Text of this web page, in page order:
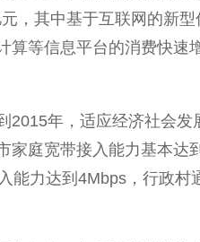
，其中基于互联网的新
算等信息平台的消费快速
2015年，适应经济社会
家庭宽带接入能力基本达
能力达到4Mbps，行政